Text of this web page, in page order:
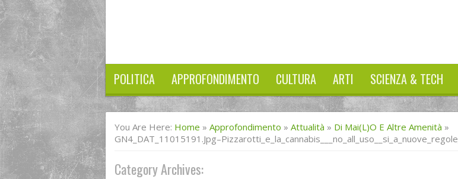
POLITICA APPROFONDIMENTO CULTURA ARTI SCIENZA & TECH
You Are Here: Home » Approfondimento » Attualità » Di Mai(L)o E Altre Amenità »
GN4_DAT_11015191.jpg–Pizzarotti_e_la_cannabis___no_all_uso__si_a_nuove_regole_
Category Archives: